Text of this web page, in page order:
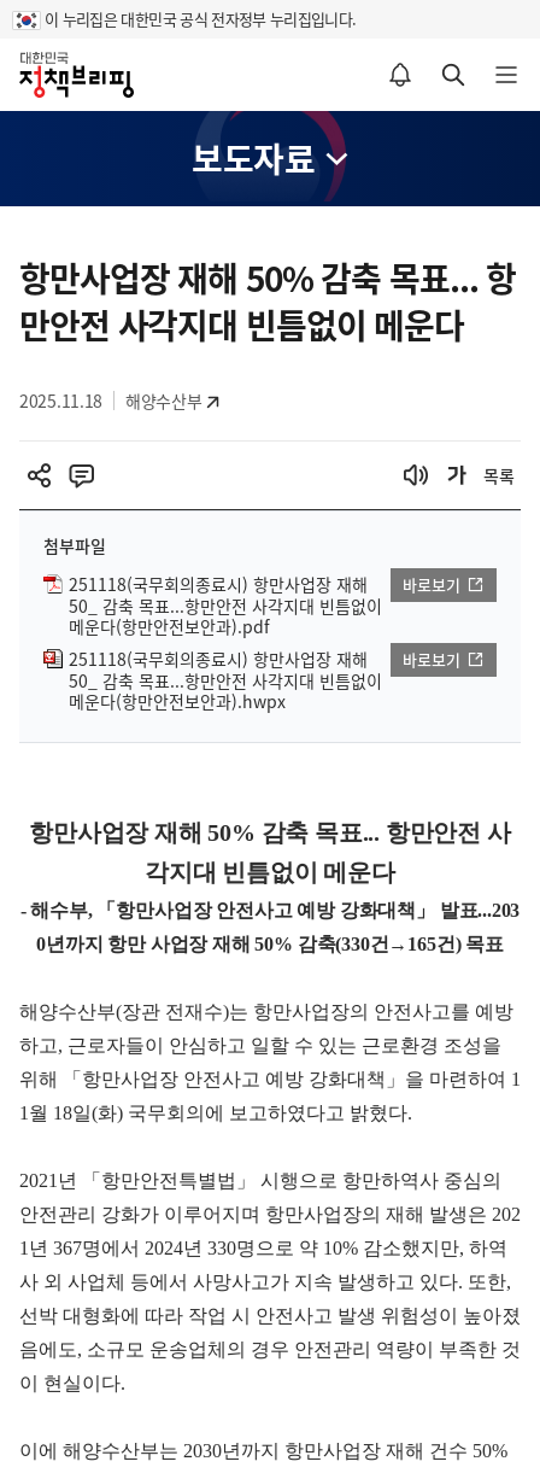
이 누리집은 대한민국 공식 전자정부 누리집입니다.
홈
알림설정 바로가기 검색 바로가기 메뉴 열기
보도자료
텐
츠
영
항만사업장 재해 50% 감축 목표... 항
만안전 사각지대 빈틈없이 메운다
2025.11.18 해양수산부
목록
첨부파일
251118(국무회의종료시) 항만사업장 재해
50_ 감축 목표...항만안전 사각지대 빈틈없이
메운다(항만안전보안과).pdf
바로보기
251118(국무회의종료시) 항만사업장 재해
50_ 감축 목표...항만안전 사각지대 빈틈없이
메운다(항만안전보안과).hwpx
바로보기
항만사업장 재해 50% 감축 목표... 항만안전 사
각지대 빈틈없이 메운다
- 해수부, 「항만사업장 안전사고 예방 강화대책」 발표...203
0년까지 항만 사업장 재해 50% 감축(330건→165건) 목표
해양수산부(장관 전재수)는 항만사업장의 안전사고를 예방
하고, 근로자들이 안심하고 일할 수 있는 근로환경 조성을
위해 「항만사업장 안전사고 예방 강화대책」을 마련하여 1
1월 18일(화) 국무회의에 보고하였다고 밝혔다.
2021년 「항만안전특별법」 시행으로 항만하역사 중심의
안전관리 강화가 이루어지며 항만사업장의 재해 발생은 202
1년 367명에서 2024년 330명으로 약 10% 감소했지만, 하역
사 외 사업체 등에서 사망사고가 지속 발생하고 있다. 또한,
선박 대형화에 따라 작업 시 안전사고 발생 위험성이 높아졌
음에도, 소규모 운송업체의 경우 안전관리 역량이 부족한 것
이 현실이다.
이에 해양수산부는 2030년까지 항만사업장 재해 건수 50%